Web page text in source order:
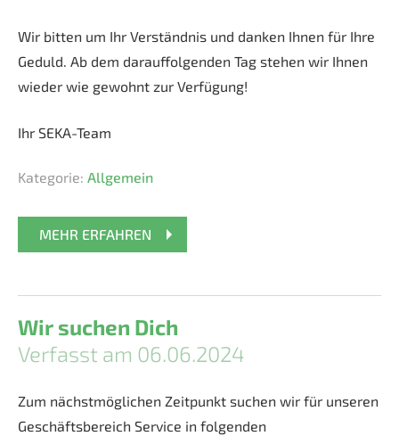
Wir bitten um Ihr Verständnis und danken Ihnen für Ihre
Geduld. Ab dem darauffolgenden Tag stehen wir Ihnen
wieder wie gewohnt zur Verfügung!
Ihr SEKA-Team
Kategorie: Allgemein
MEHR ERFAHREN
Wir suchen Dich
Verfasst am 06.06.2024
Zum nächstmöglichen Zeitpunkt suchen wir für unseren
Geschäftsbereich Service in folgenden